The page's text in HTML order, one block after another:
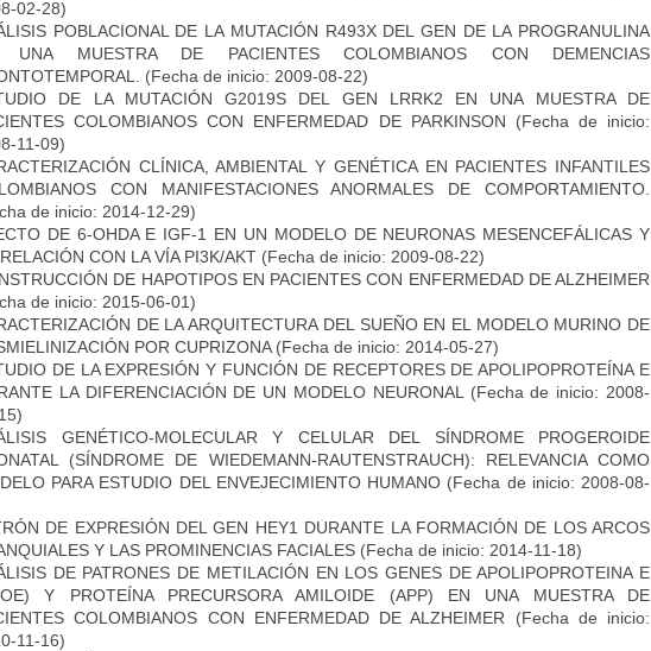
02-28)
POBLACIONAL DE LA MUTACIÓN R493X DEL GEN DE LA PROGRANULINA
UNA MUESTRA DE PACIENTES COLOMBIANOS CON DEMENCIAS
(Fecha de inicio: 2009-08-22)
DE LA MUTACIÓN G2019S DEL GEN LRRK2 EN UNA MUESTRA DE
COLOMBIANOS CON ENFERMEDAD DE PARKINSON (Fecha de inicio:
11-09)
CLÍNICA, AMBIENTAL Y GENÉTICA EN PACIENTES INFANTILES
CON MANIFESTACIONES ANORMALES DE COMPORTAMIENTO.
de inicio: 2014-12-29)
DE 6-OHDA E IGF-1 EN UN MODELO DE NEURONAS MESENCEFÁLICAS Y
CON LA VÍA PI3K/AKT (Fecha de inicio: 2009-08-22)
DE HAPOTIPOS EN PACIENTES CON ENFERMEDAD DE ALZHEIMER
de inicio: 2015-06-01)
DE LA ARQUITECTURA DEL SUEÑO EN EL MODELO MURINO DE
POR CUPRIZONA(Fecha de inicio: 2014-05-27)
DE LA EXPRESIÓN Y FUNCIÓN DE RECEPTORES DE APOLIPOPROTEÍNA E
LA DIFERENCIACIÓN DE UN MODELO NEURONAL
(Fecha de inicio: 2008-
GENÉTICO-MOLECULAR Y CELULAR DEL SÍNDROME PROGEROIDE
(SÍNDROME DE WIEDEMANN-RAUTENSTRAUCH): RELEVANCIA COMO
PARA ESTUDIO DEL ENVEJECIMIENTO HUMANO (Fecha de inicio: 2008-08-
DE EXPRESIÓN DEL GEN HEY1 DURANTE LA FORMACIÓN DE LOS ARCOS
Y LAS PROMINENCIAS FACIALES (Fecha de inicio: 2014-11-18)
DE PATRONES DE METILACIÓN EN LOS GENES DE APOLIPOPROTEINA E
Y PROTEÍNA PRECURSORA AMILOIDE (APP) EN UNA MUESTRA DE
COLOMBIANOS CON ENFERMEDAD DE ALZHEIMER (Fecha de inicio:
11-16)